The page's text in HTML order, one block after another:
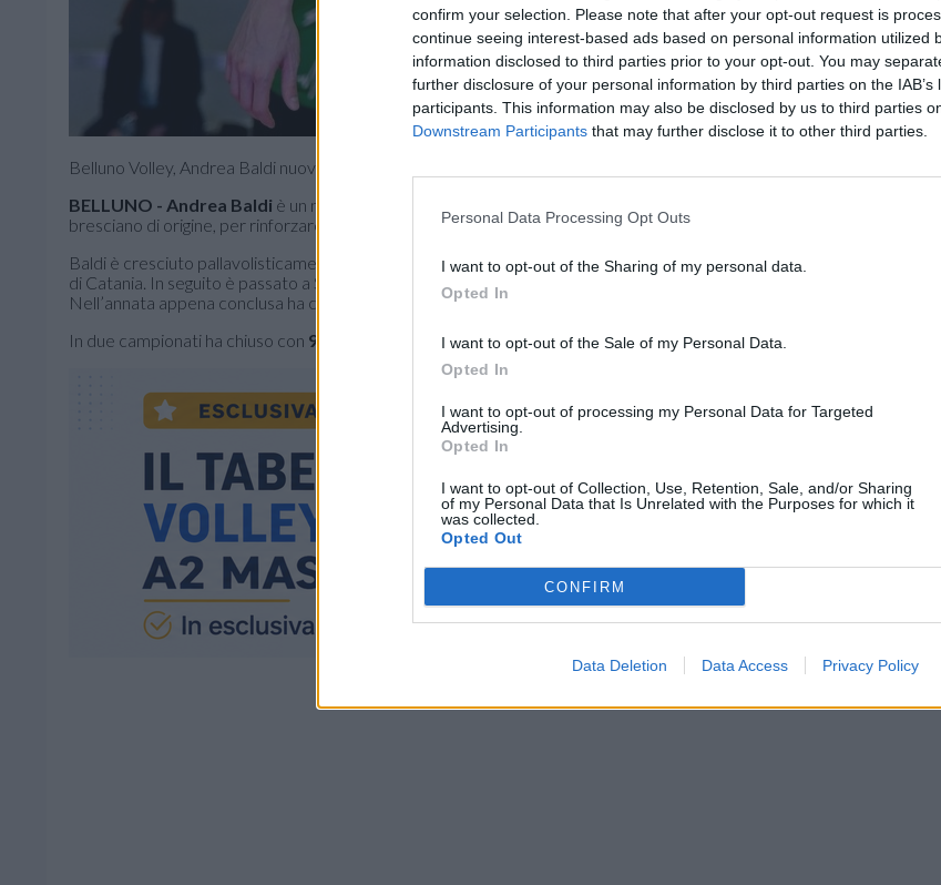
confirm your selection. Please note that after your opt-out request is
continue seeing interest-based ads based on personal information utilized
information disclosed to third parties prior to your opt-out. You may
further disclosure of your personal information by third parties on the IAB’s
participants. This information may also be disclosed by us to third parties
Downstream Participants that may further disclose it to other third parties.
Personal Data Processing Opt Outs
I want to opt-out of the Sharing of my personal data.
Opted In
I want to opt-out of the Sale of my Personal Data.
Opted In
I want to opt-out of processing my Personal Data for Targeted
Advertising.
Opted In
I want to opt-out of Collection, Use, Retention, Sale, and/or Sharing
of my Personal Data that Is Unrelated with the Purposes for which it
was collected.
Opted Out
CONFIRM
Data Deletion Data Access Privacy Policy
Belluno Volley, Andrea Baldi nuovo opposto per l’attacco
BELLUNO - Andrea Baldi è un nuovo opposto del
bresciano di origine, per rinforzare l’attacco.
Baldi è cresciuto pallavolisticamente a Bergamo, ha disputato due campionati di A2 e nel 2023 ha debuttato in
di Catania. In seguito è passato a Sorrento, dove ha vissuto la stagione con promozione in A2, Coppa Italia e
Nell’annata appena conclusa ha contribuito alla salvezza del club biancoverde.
In due campionati ha chiuso con 958 punti in 61 partite .